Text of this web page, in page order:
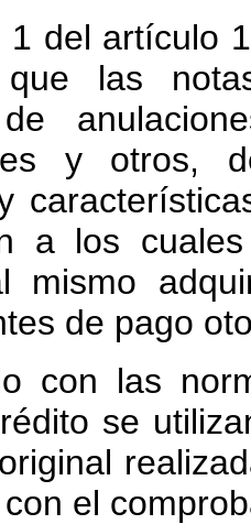
1 del artículo
que las
y otros,
a los
mismo
de pago
con las
se
el